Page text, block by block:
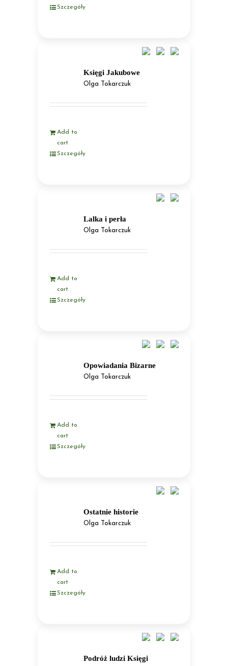
Szczegóły
Księgi Jakubowe
Olga Tokarczuk
Add to
cart
Szczegóły
Lalka i perła
Olga Tokarczuk
Add to
cart
Szczegóły
Opowiadania Bizarne
Olga Tokarczuk
Add to
cart
Szczegóły
Ostatnie historie
Olga Tokarczuk
Add to
cart
Szczegóły
Podróż ludzi Księgi